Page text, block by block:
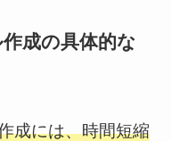
成の具体的な
成には、時間短縮